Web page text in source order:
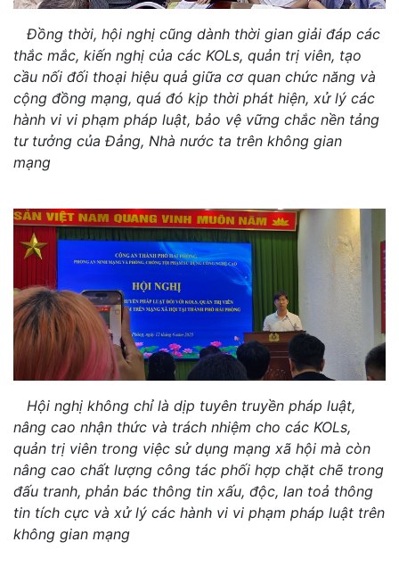
Đồng thời, hội nghị cũng dành thời gian giải đáp các
thắc mắc, kiến nghị của các KOLs, quản trị viên, tạo
cầu nối đối thoại hiệu quả giữa cơ quan chức năng và
cộng đồng mạng, quá đó kịp thời phát hiện, xử lý các
hành vi vi phạm pháp luật, bảo vệ vững chắc nền tảng
tư tưởng của Đảng, Nhà nước ta trên không gian
mạng
Hội nghị không chỉ là dịp tuyên truyền pháp luật,
nâng cao nhận thức và trách nhiệm cho các KOLs,
quản trị viên trong việc sử dụng mạng xã hội mà còn
nâng cao chất lượng công tác phối hợp chặt chẽ trong
đấu tranh, phản bác thông tin xấu, độc, lan toả thông
tin tích cực và xử lý các hành vi vi phạm pháp luật trên
không gian mạng